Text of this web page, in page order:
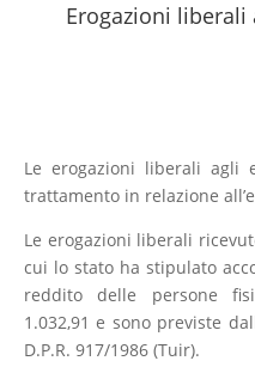
Erogazioni liberali
Le erogazioni liberali agli
trattamento in relazione
Le erogazioni liberali
cui lo stato ha stipulato
reddito delle persone
1.032,91 e sono previste
D.P.R. 917/1986 (Tuir).